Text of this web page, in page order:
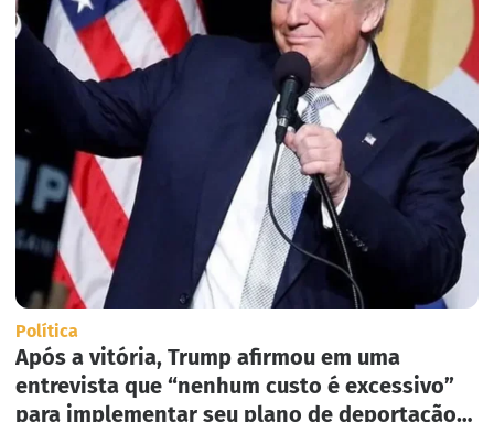
Política
Após a vitória, Trump afirmou em uma
entrevista que “nenhum custo é excessivo”
para implementar seu plano de deportação